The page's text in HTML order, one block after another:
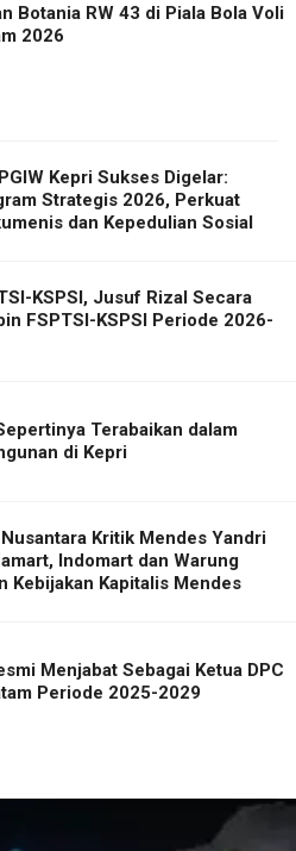
Botania RW 43 di Piala Bola Voli
2026
Kepri Sukses Digelar:
Strategis 2026, Perkuat
dan Kepedulian Sosial
KSPSI, Jusuf Rizal Secara
FSPTSI-KSPSI Periode 2026-
Terabaikan dalam
di Kepri
Kritik Mendes Yandri
Indomart dan Warung
Kebijakan Kapitalis Mendes
Menjabat Sebagai Ketua DPC
Periode 2025-2029